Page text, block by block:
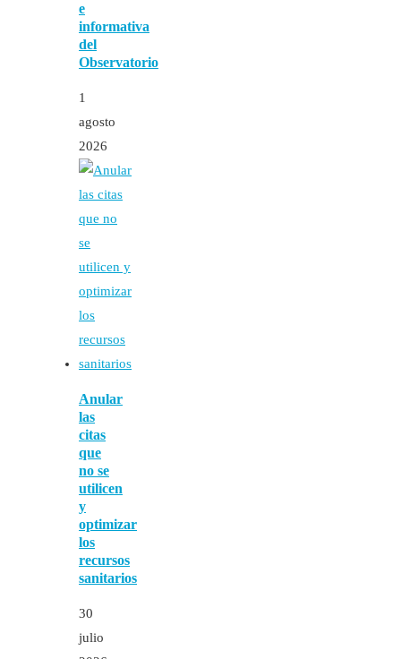
e
informativa
del
Observatorio
1
agosto
2026
Anular
las
citas
que
no se
utilicen
y
optimizar
los
recursos
sanitarios
30
julio